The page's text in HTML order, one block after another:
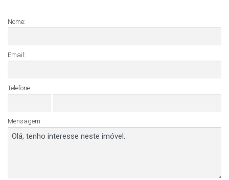
Nome:
Email:
Telefone:
Mensagem: